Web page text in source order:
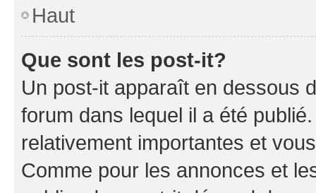
Haut
Que sont les post-it?
Un post-it apparaît en dessous
forum dans lequel il a été
relativement importantes et
Comme pour les annonces et